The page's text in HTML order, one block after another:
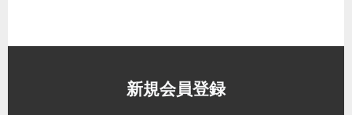
新規会員登録